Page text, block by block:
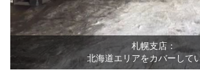
札幌支店：
北海道エリアをカバーして